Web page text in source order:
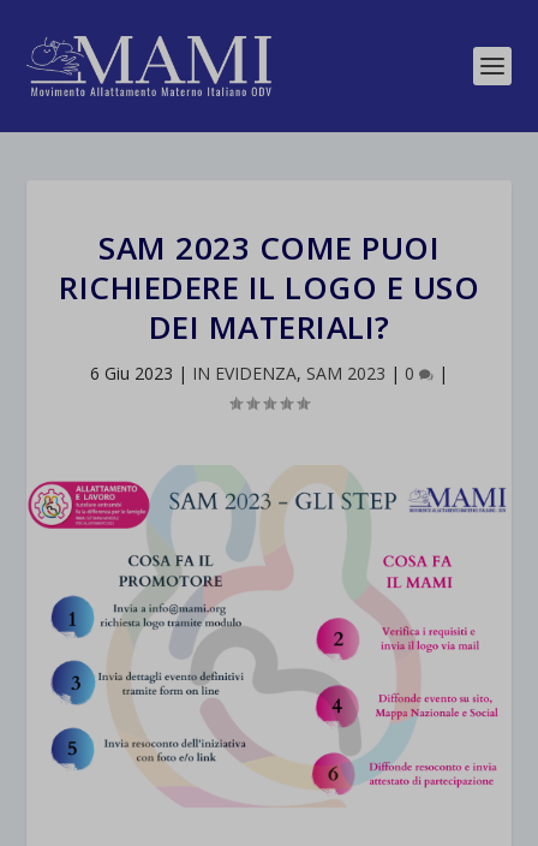
SAM 2023 COME PUOI
RICHIEDERE IL LOGO E USO
DEI MATERIALI?
6 Giu 2023 | IN EVIDENZA, SAM 2023 | 0 |